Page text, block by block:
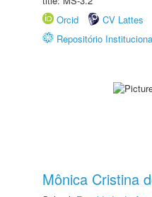
Orcid
CV Lattes
Repositório
Mônica Cristina